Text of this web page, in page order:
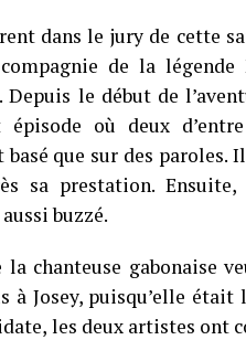
dans le jury de cette
de la
Depuis le début de
épisode où deux
que sur des paroles.
sa prestation.
buzzé.
chanteuse gabonaise
à Josey, puisqu’elle
les deux artistes ont